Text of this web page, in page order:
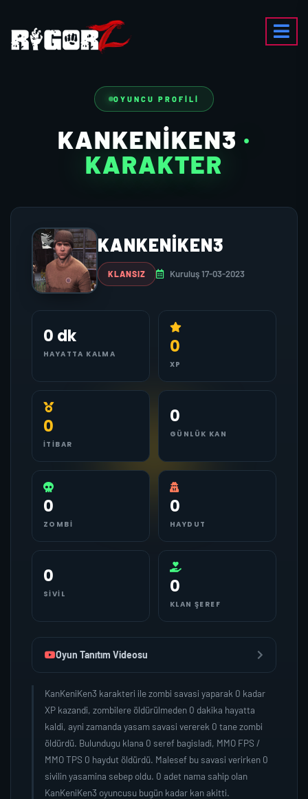
OYUNCU PROFILI
KANKENIKEN3 ·
KARAKTER
KANKENIKEN3
KLANSIZ Kuruluş 17-03-2023
0 dk
HAYATTA KALMA 0
XP
0
İTIBAR
0
GÜNLÜK KAN
0
ZOMBI
0
HAYDUT
0
SIVIL 0
KLAN ŞEREF
Oyun Tanıtım Videosu
KanKeniKen3 karakteri ile zombi savasi yaparak 0 kadar
XP kazandi, zombilere öldürülmeden 0 dakika hayatta
kaldi, ayni zamanda yasam savasi vererek 0 tane zombi
öldürdü. Bulundugu klana 0 seref bagisladi, MMO FPS /
MMO TPS 0 haydut öldürdü. Malesef bu savasi verirken 0
sivilin yasamina sebep oldu. 0 adet nama sahip olan
KanKeniKen3 oyuncusu bugün kadar kan akitti.